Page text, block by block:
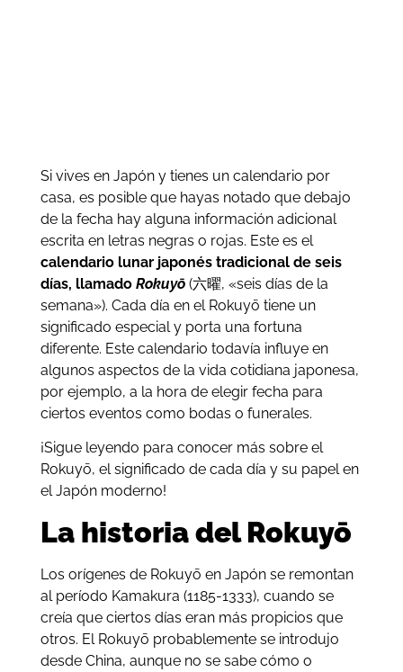
Si vives en Japón y tienes un calendario por
casa, es posible que hayas notado que debajo
de la fecha hay alguna información adicional
escrita en letras negras o rojas. Este es el
calendario lunar japonés tradicional de seis
días, llamado Rokuyō(六曜, «seis días de la
semana»). Cada día en el Rokuyō tiene un
significado especial y porta una fortuna
diferente. Este calendario todavía influye en
algunos aspectos de la vida cotidiana japonesa,
por ejemplo, a la hora de elegir fecha para
ciertos eventos como bodas o funerales.
¡Sigue leyendo para conocer más sobre el
Rokuyō, el significado de cada día y su papel en
el Japón moderno!
La historia del Rokuyō
Los orígenes de Rokuyō en Japón se remontan
al período Kamakura (1185-1333), cuando se
creía que ciertos días eran más propicios que
otros. El Rokuyō probablemente se introdujo
desde China, aunque no se sabe cómo o